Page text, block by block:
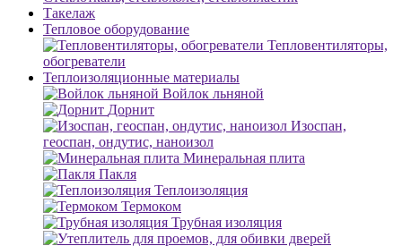
Такелаж
Тепловое оборудование
Тепловентиляторы,
обогреватели
Теплоизоляционные материалы
Войлок льняной
Дорнит
Изоспан,
геоспан, ондутис, наноизол
Минеральная плита
Пакля
Теплоизоляция
Термоком
Трубная изоляция